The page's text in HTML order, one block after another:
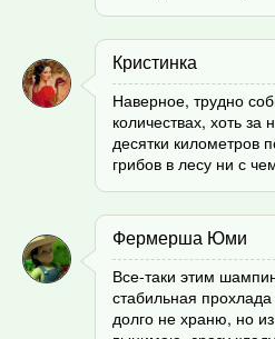
Кристинка
Наверное, трудно
количествах, хоть
десятки километров
грибов в лесу ни с
Фермерша Юми
Все-таки этим
стабильная
долго не храню, но